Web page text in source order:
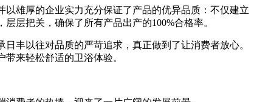
雄厚的企业实力充分保证了产品的优异品质：不仅建立
层把关，确保了所有产品出产的100%合格率。
丰以往对品质的严苛追求，真正做到了让消费者放心。
来轻松舒适的卫浴体验。